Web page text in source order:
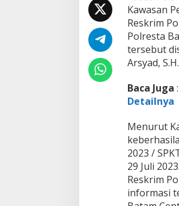
a
n
1
T
e
r
a
n
g
k
a
P
M
I
N
o
n
Kawasan
Reskrim
Polresta
tersebut
Arsyad,
Baca Juga :
Detailnya
Menurut
2023 /
29 Juli
Reskrim
informasi